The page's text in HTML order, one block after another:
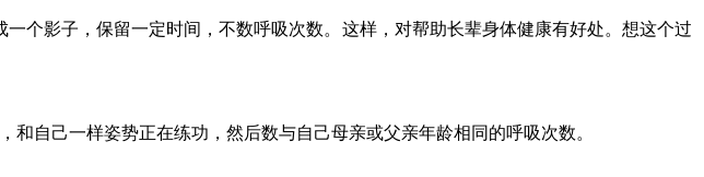
个影子，保留一定时间，不数呼吸次数。这样，对帮助长辈身体健康有好处。想这个过
自己一样姿势正在练功，然后数与自己母亲或父亲年龄相同的呼吸次数。